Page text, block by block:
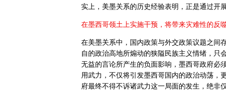
实上，美墨关系的历史经验表明，正是通过开
在墨西哥领土上实施干预，将带来灾难性的反噬
在美墨关系中，国内政策与外交政策议题之间
自的政治高地所煽动的狭隘民族主义情绪，只
无益的言论所产生的负面影响，墨西哥政府必
用武力，不仅将引发墨西哥国内的政治动荡，
府最终不得不诉诸武力这一局面的发生，绝非